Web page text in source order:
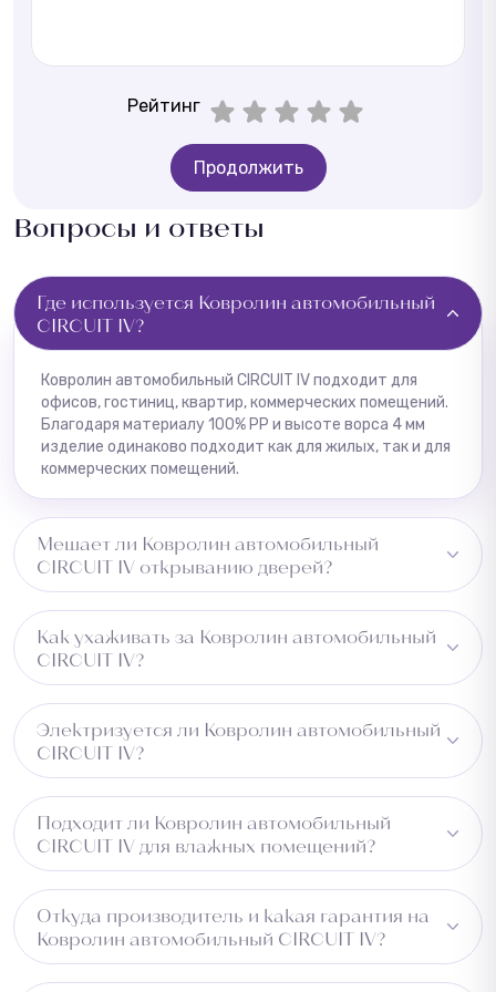
Рейтинг
Продолжить
Вопросы и ответы
Где используется Ковролин автомобильный
CIRCUIT IV?
Ковролин автомобильный CIRCUIT IV подходит для
офисов, гостиниц, квартир, коммерческих помещений.
Благодаря материалу 100% PP и высоте ворса 4 мм
изделие одинаково подходит как для жилых, так и для
коммерческих помещений.
Мешает ли Ковролин автомобильный
CIRCUIT IV открыванию дверей?
препятствует открыванию дверей.
Как ухаживать за Ковролин автомобильный
CIRCUIT IV?
не впитывает влагу и легко чистится.
Электризуется ли Ковролин автомобильный
CIRCUIT IV?
пыль.
Подходит ли Ковролин автомобильный
CIRCUIT IV для влажных помещений?
влажных зон рекомендуем уточнить у менеджера.
Откуда производитель и какая гарантия на
Ковролин автомобильный CIRCUIT IV?